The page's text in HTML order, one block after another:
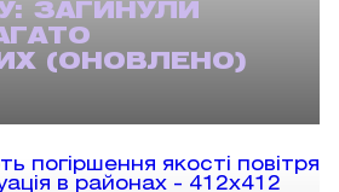
ЗАГИНУЛИ
(ОНОВЛЕНО)